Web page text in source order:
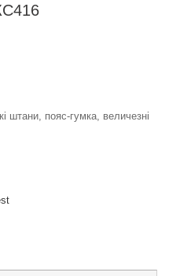
штани, пояс-гумка, величезні